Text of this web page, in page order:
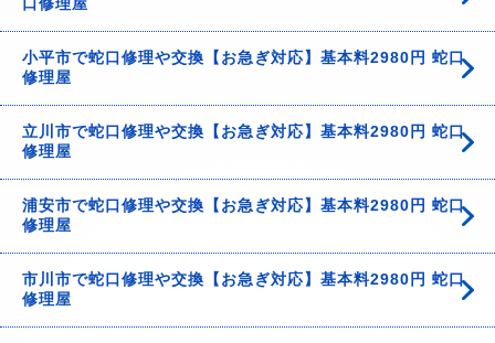
小平市で蛇口修理や交換【お急ぎ対応】基本料2980円 蛇口
修理屋
立川市で蛇口修理や交換【お急ぎ対応】基本料2980円 蛇口
修理屋
浦安市で蛇口修理や交換【お急ぎ対応】基本料2980円 蛇口
修理屋
市川市で蛇口修理や交換【お急ぎ対応】基本料2980円 蛇口
修理屋